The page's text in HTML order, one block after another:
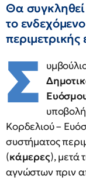
Θα συγκληθεί
το
Σ
Κορδελιού –
συστήματος
(κάμερες), μετά
αγνώστων πριν